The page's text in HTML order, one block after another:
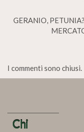
GERANIO,
I commenti sono chiusi.
Chi